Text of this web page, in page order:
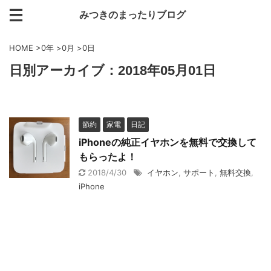
みつきのまったりブログ
HOME >0年 >0月 >0日
日別アーカイブ：2018年05月01日
節約 家電 日記
iPhoneの純正イヤホンを無料で交換して
もらったよ！
2018/4/30 イヤホン サポート 無料交換
iPhone